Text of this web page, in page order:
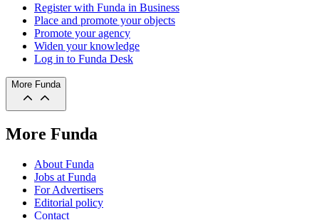
Register with Funda in Business
Place and promote your objects
Promote your agency
Widen your knowledge
Log in to Funda Desk
More Funda
More Funda
About Funda
Jobs at Funda
For Advertisers
Editorial policy
Contact